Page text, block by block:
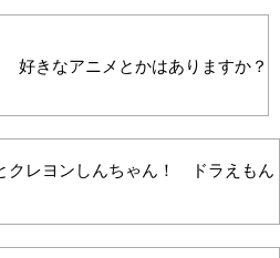
好きなアニメとかはありますか？
レヨンしんちゃん！ ドラえもん